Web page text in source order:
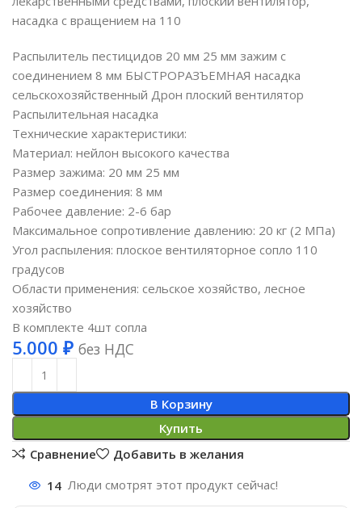
насадка с вращением на 110
Распылитель пестицидов 20 мм 25 мм зажим с
соединением 8 мм БЫСТРОРАЗЪЕМНАЯ насадка
сельскохозяйственный Дрон плоский вентилятор
Распылительная насадка
Технические характеристики:
Материал: нейлон высокого качества
Размер зажима: 20 мм 25 мм
Размер соединения: 8 мм
Рабочее давление: 2-6 бар
Максимальное сопротивление давлению: 20 кг (2 МПа)
Угол распыления: плоское вентиляторное сопло 110
градусов
Области применения: сельское хозяйство, лесное
хозяйство
В комплекте 4шт сопла
5.000₽ без НДС
В Корзину
Купить
Сравнение
Добавить в желания
14 Люди смотрят этот продукт сейчас!